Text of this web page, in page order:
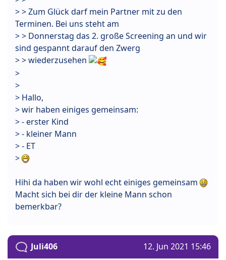
> > Zum Glück darf mein Partner mit zu den
Terminen. Bei uns steht am
> > Donnerstag das 2. große Screening an und wir
sind gespannt darauf den Zwerg
> > wiederzusehen
>
>
> Hallo,
> wir haben einiges gemeinsam:
> - erster Kind
> - kleiner Mann
> - ET
>
Hihi da haben wir wohl echt einiges gemeinsam
Macht sich bei dir der kleine Mann schon
bemerkbar?
Juli406 12. Jun 2021 15:46